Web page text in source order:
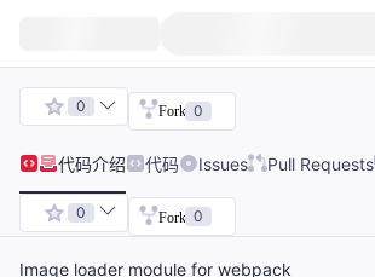
0 Fork 0
代码介绍 代码 Issues Pull Requests
0 Fork 0
Image loader module for webpack